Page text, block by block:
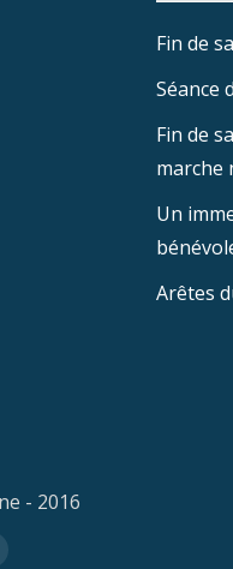
Fin de
Séance
Fin de
marche
Un
Arêtes
- 2016